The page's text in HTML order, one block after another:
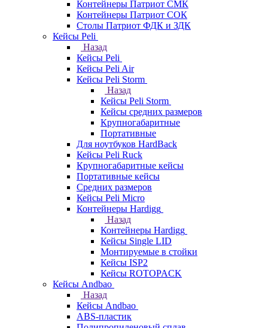
Контейнеры Патриот СМК
Контейнеры Патриот СОК
Столы Патриот ФДК и ЗДК
Кейсы Peli
Назад
Кейсы Peli
Кейсы Peli Air
Кейсы Peli Storm
Назад
Кейсы Peli Storm
Кейсы средних размеров
Крупногабаритные
Портативные
Для ноутбуков HardBack
Кейсы Peli Ruck
Крупногабаритные кейсы
Портативные кейсы
Средних размеров
Кейсы Peli Micro
Контейнеры Hardigg
Назад
Контейнеры Hardigg
Кейсы Single LID
Монтируемые в стойки
Кейсы ISP2
Кейсы ROTOPACK
Кейсы Andbao
Назад
Кейсы Andbao
ABS-пластик